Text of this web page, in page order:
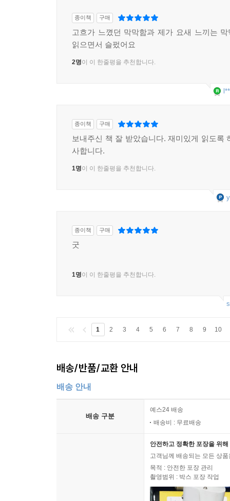
종이책 구매
고흐가 느꼈던 막막함과 제가 요새 느끼는
읽으면서 슬펐어요
2명이 이 한줄평을 추천합니다.
종이책 구매
보내주신 책 잘 받았습니다. 재미있게 읽도록
사합니다.
1명이 이 한줄평을 추천합니다.
종이책 구매
굿
1명이 이 한줄평을 추천합니다.
1 2 3 4 5 6 7 8 9 10
배송/반품/교환 안내
배송 안내
배송 구분
예스24 배송
배송비 : 무료배송
안전하고 정확한 포장을 위
고객님께 배송되는 모든 상
목적 : 안전한 포장 관리
촬영범위 : 박스 포장 작업